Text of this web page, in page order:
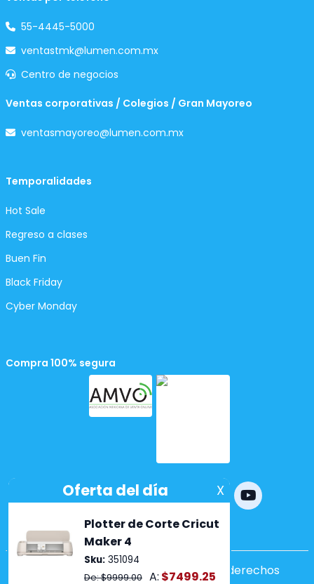
55-4445-5000
ventastmk@lumen.com.mx
Centro de negocios
Ventas corporativas / Colegios / Gran Mayoreo
ventasmayoreo@lumen.com.mx
Temporalidades
Hot Sale
Regreso a clases
Buen Fin
Black Friday
Cyber Monday
Compra 100% segura
Powered bynopCommerce
Copyright ©2026 Lumen. Todos los derechos